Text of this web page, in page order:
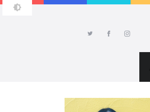
AMIKO SAITO